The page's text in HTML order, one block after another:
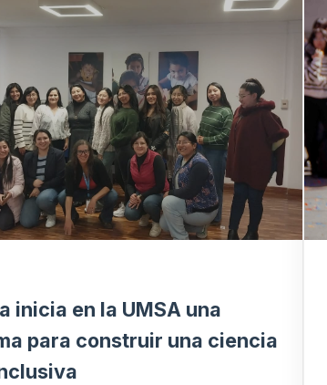
inicia en la UMSA una
para construir una ciencia